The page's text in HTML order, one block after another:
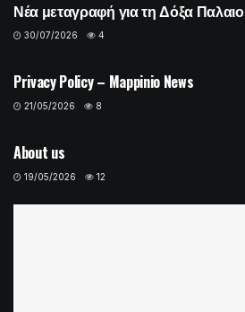
Νέα μεταγραφή για τη Δόξα
30/07/2026 4
Privacy Policy – Mappinio News
21/05/2026 8
About us
19/05/2026 12